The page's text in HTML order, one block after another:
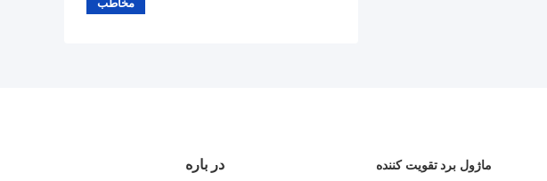
در باره ماژول برد تقویت کننده